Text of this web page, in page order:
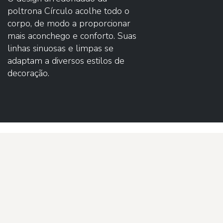
poltrona Círculo acolhe todo o
corpo, de modo a proporcionar
mais aconchego e conforto. Suas
linhas sinuosas e limpas se
adaptam a diversos estilos de
decoração.